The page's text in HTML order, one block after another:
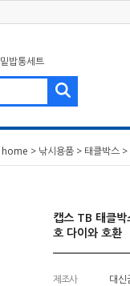
밑밥통세트
home > 낚시용품 > 태클박스 >
캡스 TB 태클박
호 다이와 호환
제조사
대신